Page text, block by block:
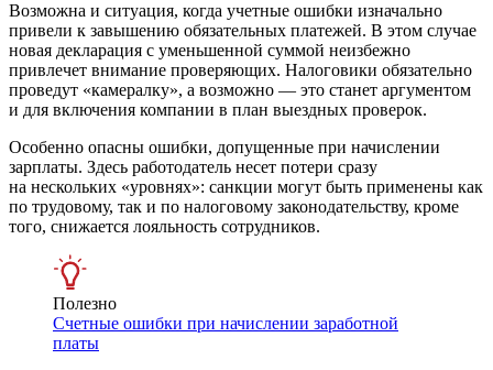
Возможна и ситуация, когда учетные ошибки изначально
привели к завышению обязательных платежей. В этом случае
новая декларация с уменьшенной суммой неизбежно
привлечет внимание проверяющих. Налоговики обязательно
проведут «камералку», а возможно — это станет аргументом
и для включения компании в план выездных проверок.
Особенно опасны ошибки, допущенные при начислении
зарплаты. Здесь работодатель несет потери сразу
на нескольких «уровнях»: санкции могут быть применены как
по трудовому, так и по налоговому законодательству, кроме
того, снижается лояльность сотрудников.
Полезно
Счетные ошибки при начислении заработной
платы